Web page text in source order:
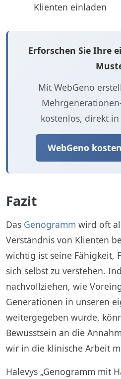
Klienten einladen
Erforschen Sie Ihre
Mit WebGeno
kostenlos, direkt
WebGeno
Fazit
Das Genogramm wird oft
Verständnis von Klienten
wichtig ist seine Fähigkeit,
sich selbst zu verstehen.
nachvollziehen, wie
Generationen in unseren
weitergegeben wurde,
Bewusstsein an die
wir in die klinische Arbeit
Halevys „Genogramm mit